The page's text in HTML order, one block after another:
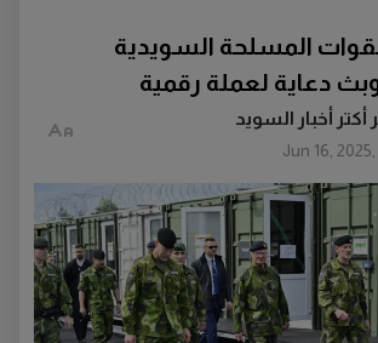
أكتر أخبار السويد
Jun 16,
المسلحة السويدية
دعاية لعملة رقمية